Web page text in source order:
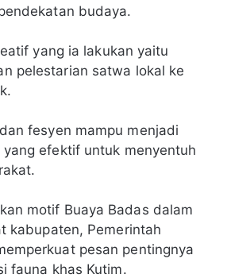
budaya.
yang ia lakukan yaitu
pelestarian satwa lokal ke
fesyen mampu menjadi
efektif untuk menyentuh
motif Buaya Badas dalam
kabupaten, Pemerintah
pesan pentingnya
fauna khas Kutim.